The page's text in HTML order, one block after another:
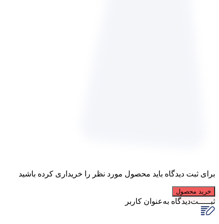
برای ثبت دیدگاه باید محصول مورد نظر را خریداری کرده باشید
خرید محصول
ثبـــــت‌دیدگاه به‌عنوان کاربر